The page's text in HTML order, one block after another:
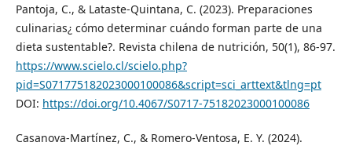
Pantoja, C., & Lataste-Quintana, C. (2023). Preparaciones
culinarias¿ cómo determinar cuándo forman parte de una
dieta sustentable?. Revista chilena de nutrición, 50(1), 86-97.
https://www.scielo.cl/scielo.php?
pid=S071775182023000100086&script=sci_arttext&tlng=pt
DOI: https://doi.org/10.4067/S0717-75182023000100086
Casanova-Martínez, C., & Romero-Ventosa, E. Y. (2024).